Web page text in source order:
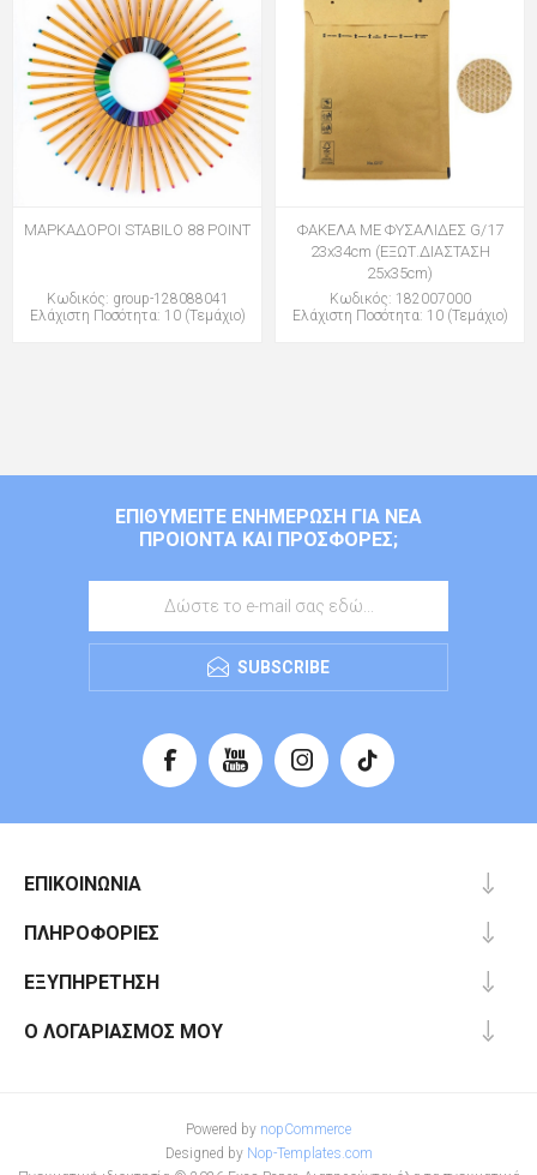
ΜΑΡΚΑΔΟΡΟΙ STABILO 88 POINT
Κωδικός: group-128088041
Ελάχιστη Ποσότητα: 10 (Τεμάχιο)
ΦΑΚΕΛΑ ΜΕ ΦΥΣΑΛΙΔΕΣ G/17
23x34cm (ΕΞΩΤ.ΔΙΑΣΤΑΣΗ
25x35cm)
Κωδικός: 182007000
Ελάχιστη Ποσότητα: 10 (Τεμάχιο)
ΕΠΙΘΥΜΕΊΤΕ ΕΝΗΜΈΡΩΣΗ ΓΙΑ ΝΈΑ
ΠΡΟΙΌΝΤΑ ΚΑΙ ΠΡΟΣΦΟΡΈΣ;
SUBSCRIBE
ΕΠΙΚΟΙΝΩΝΊΑ
ΠΛΗΡΟΦΟΡΊΕΣ
ΕΞΥΠΗΡΈΤΗΣΗ
Ο ΛΟΓΑΡΙΑΣΜΌΣ ΜΟΥ
Powered by nopCommerce
Designed by Nop-Templates.com